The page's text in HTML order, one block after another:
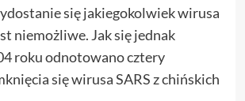
się jakiegokolwiek wirusa
niemożliwe. Jak się jednak
roku odnotowano cztery
się wirusa SARS z chińskich